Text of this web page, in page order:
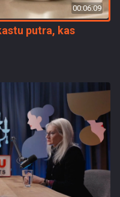
00:06:09
putra, kas